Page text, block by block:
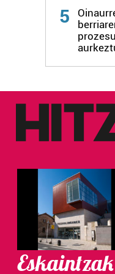
Webgune honek
fitxategiak erabiltzen
zerbitzuak hobetzeko
baliatzen gara. Ohar
erabiltzeko baimen
5
Eskaintzak